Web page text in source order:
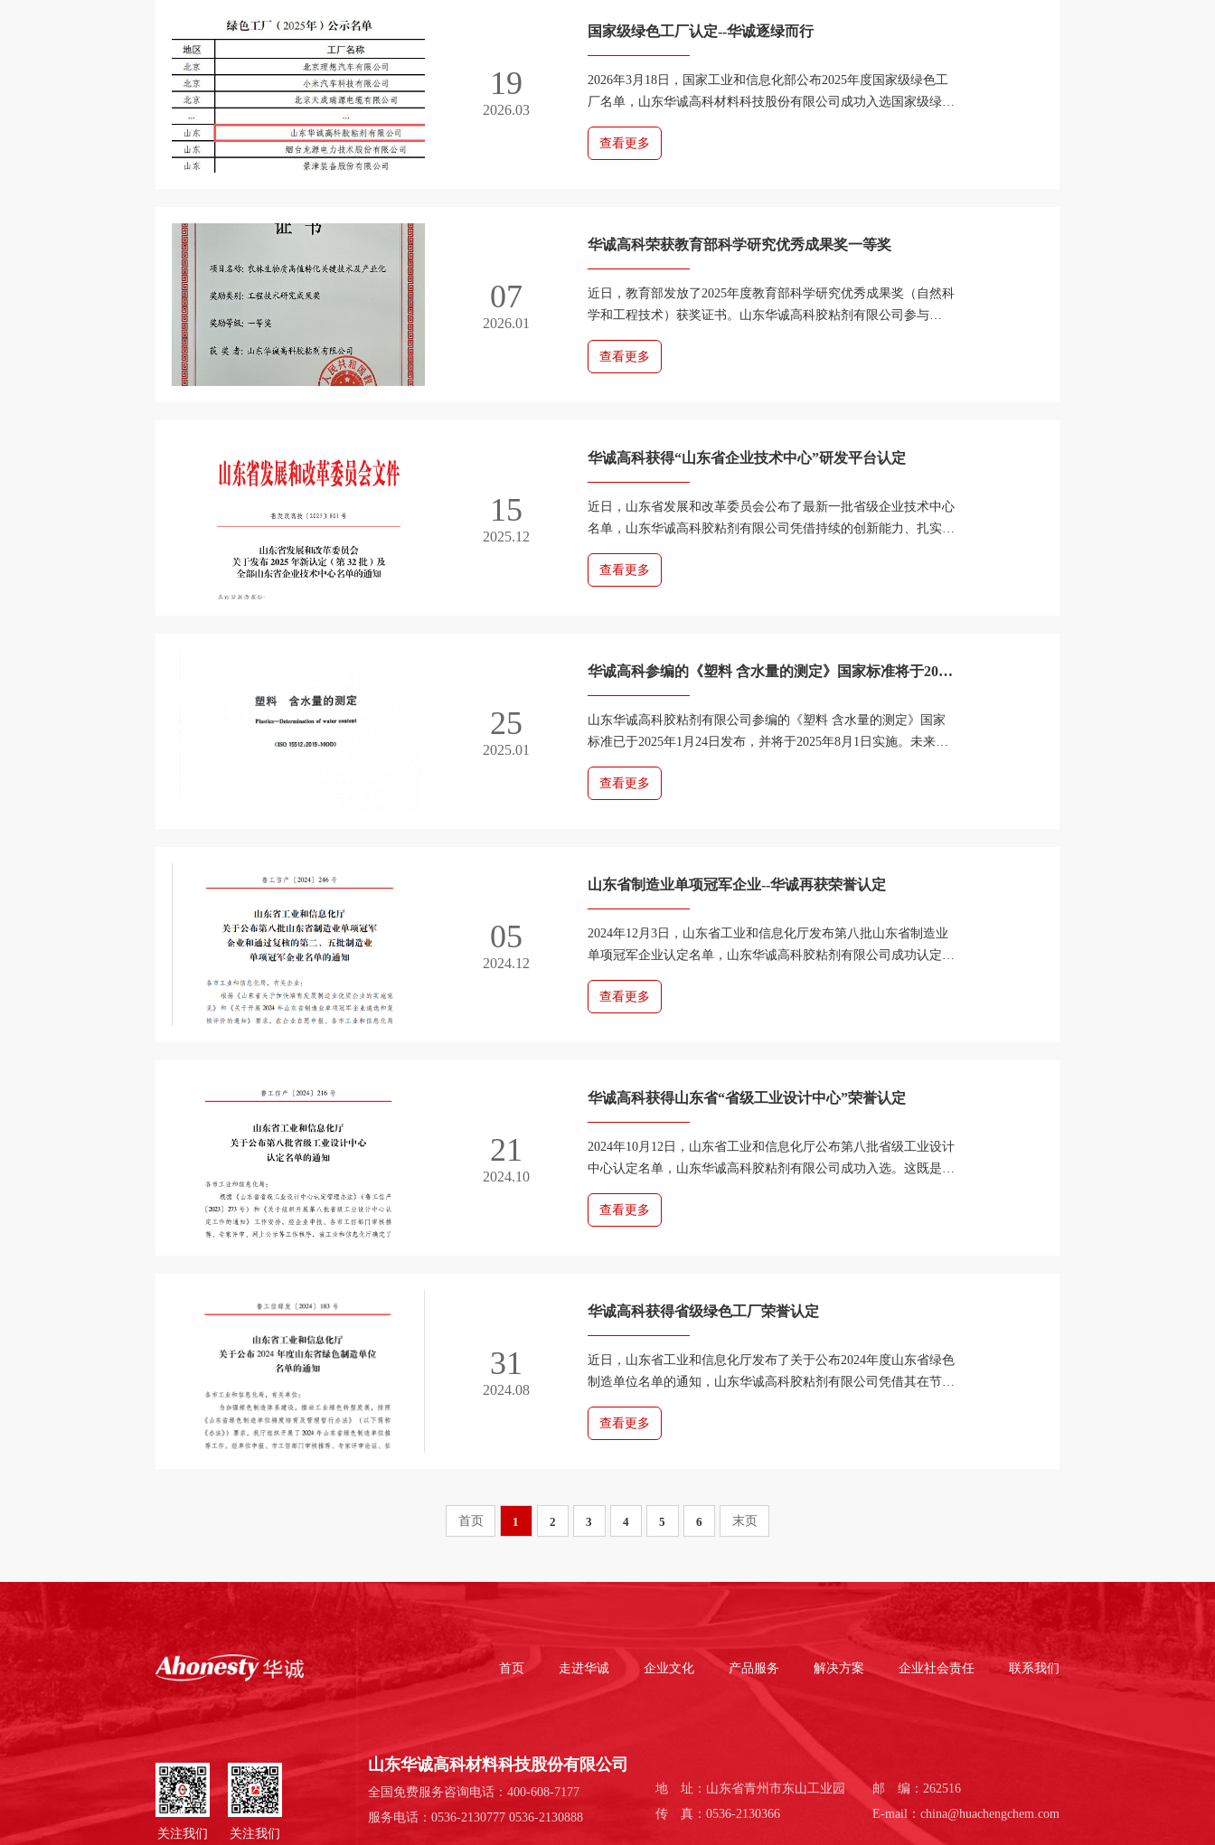
19
2026.03
国家级绿色工厂认定--华诚逐绿而行
2026年3月18日，国家工业和信息化部公布2025年度国家级绿色工
厂名单，山东华诚高科材料科技股份有限公司成功入选国家级绿色
工厂。此次获评不仅彰显了企业在绿色制造领域的领...
查看更多
07
2026.01
华诚高科荣获教育部科学研究优秀成果奖一等奖
近日，教育部发放了2025年度教育部科学研究优秀成果奖（自然科
学和工程技术）获奖证书。山东华诚高科胶粘剂有限公司参与
的“农林生物质高值转化关键技术及产业化”项目，荣...
查看更多
15
2025.12
华诚高科获得“山东省企业技术中心”研发平台认定
近日，山东省发展和改革委员会公布了最新一批省级企业技术中心
名单，山东华诚高科胶粘剂有限公司凭借持续的创新能力、扎实的
研发实力以及显著的技术成果，成功入选。省级企...
查看更多
25
2025.01
华诚高科参编的《塑料 含水量的测定》国家标准将于2025
山东华诚高科胶粘剂有限公司参编的《塑料 含水量的测定》国家
标准已于2025年1月24日发布，并将于2025年8月1日实施。未来，
华诚高科将继续积极投身于行业标准化建设，以严谨...
查看更多
05
2024.12
山东省制造业单项冠军企业--华诚再获荣誉认定
2024年12月3日，山东省工业和信息化厅发布第八批山东省制造业
单项冠军企业认定名单，山东华诚高科胶粘剂有限公司成功认定为
第八批山东省制造业单项冠军企业。制造业单项冠军...
查看更多
21
2024.10
华诚高科获得山东省“省级工业设计中心”荣誉认定
2024年10月12日，山东省工业和信息化厅公布第八批省级工业设计
中心认定名单，山东华诚高科胶粘剂有限公司成功入选。这既是对
华诚高科在工业设计领域所取得成绩的充分认可，...
查看更多
31
2024.08
华诚高科获得省级绿色工厂荣誉认定
近日，山东省工业和信息化厅发布了关于公布2024年度山东省绿色
制造单位名单的通知，山东华诚高科胶粘剂有限公司凭借其在节能
环保、绿色发展方面的卓越表现，成功入选山东省...
查看更多
1 2 3 4 5 6
首页 走进华诚 企业文化 产品服务 解决方案 企业社会责任 联系我们
关注我们 关注我们
山东华诚高科材料科技股份有限公司
全国免费服务咨询电话：400-608-7177
服务电话：0536-2130777 0536-2130888
地 址：山东省青州市东山工业园
传 真：0536-2130366
邮 编：262516
E-mail：china@huachengchem.com